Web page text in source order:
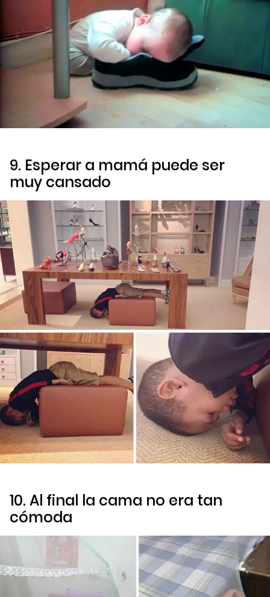
9. Esperar a mamá puede ser
muy cansado
10. Al final la cama no era tan
cómoda